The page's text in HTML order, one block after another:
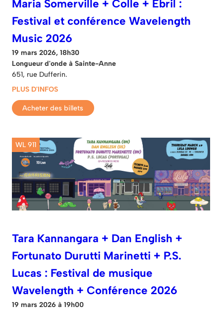
Maria Somerville + Colle + Ebril :
Festival et conférence Wavelength
Music 2026
19 mars 2026, 18h30
Longueur d'onde à Sainte-Anne
651, rue Dufferin.
PLUS D'INFOS
Acheter des billets
WL 911
Tara Kannangara + Dan English +
Fortunato Durutti Marinetti + P.S.
Lucas : Festival de musique
Wavelength + Conférence 2026
19 mars 2026 à 19h00